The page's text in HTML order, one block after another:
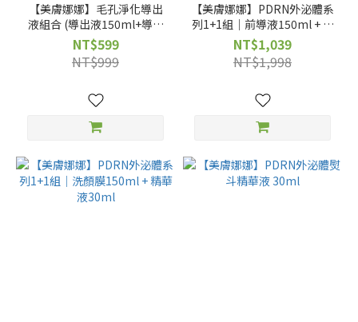
【美膚娜娜】毛孔淨化導出
液組合 (導出液150ml+導出
鏟1入+化妝棉30入)
NT$599
NT$999
【美膚娜娜】PDRN外泌體系
列1+1組｜前導液150ml + 精
華液30ml
NT$1,039
NT$1,998